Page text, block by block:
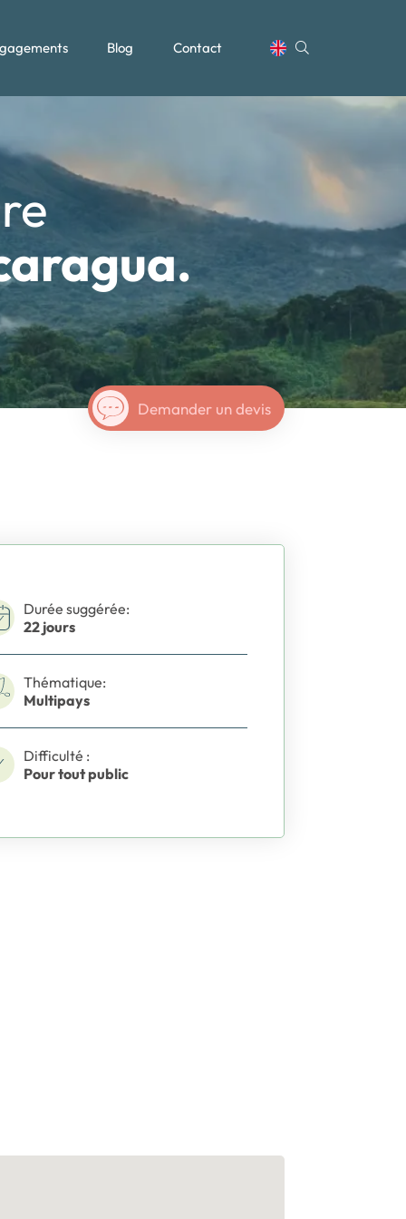
Blog Contact
Demander un devis
Durée suggérée:
22 jours
Thématique:
Multipays
Difficulté :
Pour tout public